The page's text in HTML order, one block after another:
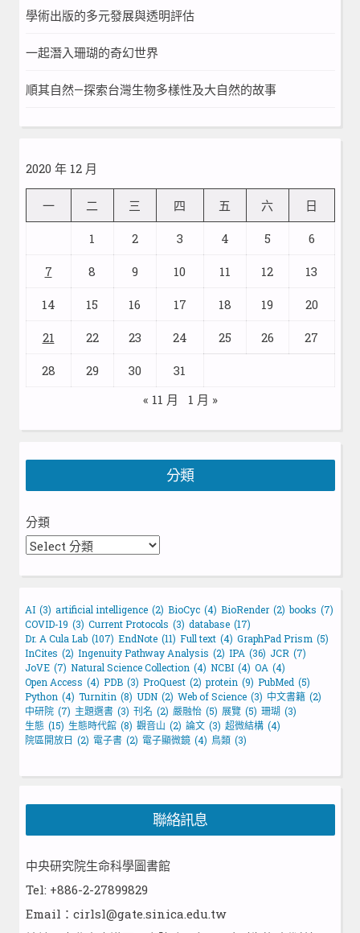
學術出版的多元發展與透明評估
一起潛入珊瑚的奇幻世界
順其自然—探索台灣生物多樣性及大自然的故事
2020 年 12 月
一 二 三 四 五 六 日
1 2 3 4 5 6
7 8 9 10 11 12 13
14 15 16 17 18 19 20
21 22 23 24 25 26 27
28 29 30
31
« 11 月
1 月 »
分類
分類
AI (3) artificial intelligence (2) BioCyc (4) BioRender (2) books (7)
COVID-19 (3) Current Protocols (3) database (17)
Dr. A Cula Lab (107) EndNote (11) Full text (4) GraphPad Prism (5)
InCites (2) Ingenuity Pathway Analysis (2) IPA (36) JCR (7)
JoVE (7) Natural Science Collection (4) NCBI (4) OA (4)
Open Access (4) PDB (3) ProQuest (2) protein (9) PubMed (5)
Python (4) Turnitin (8) UDN (2) Web of Science (3) 中文書籍 (2)
中研院 (7) 主題選書 (3) 刊名 (2) 嚴融怡 (5) 展覽 (5) 珊瑚 (3)
生態 (15) 生態時代館 (8) 觀音山 (2) 論文 (3) 超微結構 (4)
院區開放日 (2) 電子書 (2) 電子顯微鏡 (4) 鳥類 (3)
聯絡訊息
中央研究院生命科學圖書館
Tel: +886-2-27899829
Email：cirlsl@gate.sinica.edu.tw